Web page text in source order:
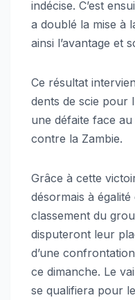
indécise. C’est
a doublé la mise à
ainsi l’avantage et
Ce résultat
dents de scie pour
une défaite face au
contre la Zambie.
Grâce à cette
désormais à
classement du
disputeront leur
d’une
ce dimanche. Le
se qualifiera pour